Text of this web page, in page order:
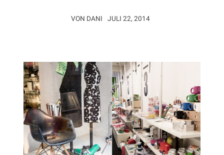
VON DANI JULI 22, 2014